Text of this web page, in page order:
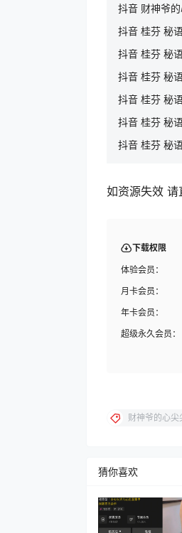
抖音 财神爷
抖音 桂芬 秘
抖音 桂芬 秘
抖音 桂芬 秘
抖音 桂芬 秘
抖音 桂芬 秘
抖音 桂芬 秘
如资源失效 请
下载权限
体验会员：
月卡会员：
年卡会员：
超级永久会员：
财神爷的心尖
猜你喜欢